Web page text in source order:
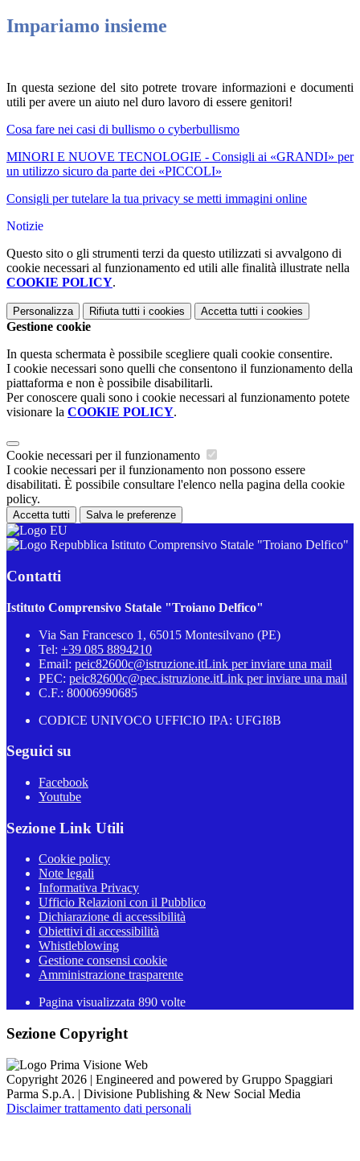
Impariamo insieme
In questa sezione del sito potrete trovare informazioni e documenti
utili per avere un aiuto nel duro lavoro di essere genitori!
Cosa fare nei casi di bullismo o cyberbullismo
MINORI E NUOVE TECNOLOGIE - Consigli ai «GRANDI» per
un utilizzo sicuro da parte dei «PICCOLI»
Consigli per tutelare la tua privacy se metti immagini online
Notizie
Questo sito o gli strumenti terzi da questo utilizzati si avvalgono di
cookie necessari al funzionamento ed utili alle finalità illustrate nella
COOKIE POLICY.
Personalizza Rifiuta tutti i cookies Accetta tutti i cookies
Gestione cookie
In questa schermata è possibile scegliere quali cookie consentire.
I cookie necessari sono quelli che consentono il funzionamento della
piattaforma e non è possibile disabilitarli.
Per conoscere quali sono i cookie necessari al funzionamento potete
visionare la COOKIE POLICY.
Cookie necessari per il funzionamento
I cookie necessari per il funzionamento non possono essere
disabilitati. È possibile consultare l'elenco nella pagina della cookie
policy.
Accetta tutti Salva le preferenze
Istituto Comprensivo Statale "Troiano Delfico"
Contatti
Istituto Comprensivo Statale "Troiano Delfico"
Via San Francesco 1, 65015 Montesilvano (PE)
Tel: +39 085 8894210
Email: peic82600c@istruzione.itLink per inviare una mail
PEC: peic82600c@pec.istruzione.itLink per inviare una mail
C.F.: 80006990685
CODICE UNIVOCO UFFICIO IPA: UFGI8B
Seguici su
Facebook
Youtube
Sezione Link Utili
Cookie policy
Note legali
Informativa Privacy
Ufficio Relazioni con il Pubblico
Dichiarazione di accessibilità
Obiettivi di accessibilità
Whistleblowing
Gestione consensi cookie
Amministrazione trasparente
Pagina visualizzata 890 volte
Sezione Copyright
Copyright 2026 | Engineered and powered by Gruppo Spaggiari
Parma S.p.A. | Divisione Publishing & New Social Media
Disclaimer trattamento dati personali